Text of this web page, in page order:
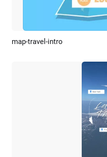
map-travel-intro